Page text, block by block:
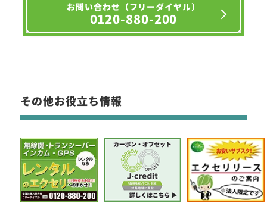
お問い合わせ（フリーダイヤル）
0120-880-200
その他お役立ち情報